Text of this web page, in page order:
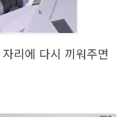
리에 다시 끼워주면